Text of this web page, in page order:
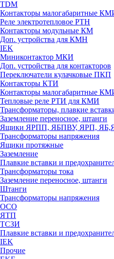
TDM
Контакторы малогабаритные
Реле электротепловое РТН
Контакторы модульные КМ
Доп. устройства для КМН
IEK
Миниконтактор МКИ
Доп. устройства для контакторов
Переключатели кулачковые ПКП
Контакторы КТИ
Контакторы малогабаритные
Тепловые реле РTИ для КМИ
Трансформаторы, плавкие
Заземление переносное, штанги
Ящики ЯРПП, ЯБПВУ, ЯРП,
Трансформаторы напряжения
Ящики протяжные
Заземление
Плавкие вставки и
Трансформаторы тока
Заземление переносное, штанги
Штанги
Трансформаторы напряжения
ОСО
ЯТП
ТСЗИ
Плавкие вставки и
IEK
Прочие